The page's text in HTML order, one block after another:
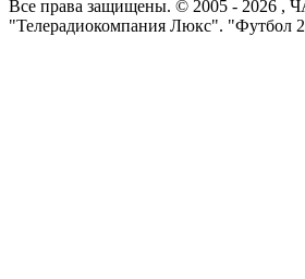
Все права защищены. © 2005 - 2026 ,
"Телерадиокомпания Люкс". "Футбол